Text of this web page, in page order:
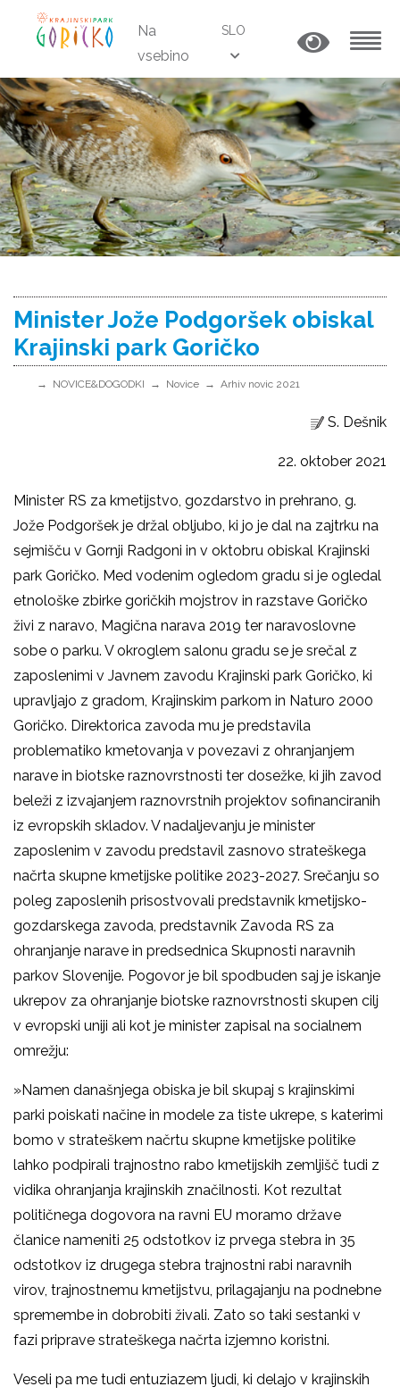
Na
vsebino
SLO
Minister Jože Podgoršek obiskal
Krajinski park Goričko
NOVICE&DOGODKI Novice Arhiv novic 2021
S. Dešnik
22. oktober 2021
Minister RS za kmetijstvo, gozdarstvo in prehrano, g.
Jože Podgoršek je držal obljubo, ki jo je dal na zajtrku na
sejmišču v Gornji Radgoni in v oktobru obiskal Krajinski
park Goričko. Med vodenim ogledom gradu si je ogledal
etnološke zbirke goričkih mojstrov in razstave Goričko
živi z naravo, Magična narava 2019 ter naravoslovne
sobe o parku. V okroglem salonu gradu se je srečal z
zaposlenimi v Javnem zavodu Krajinski park Goričko, ki
upravljajo z gradom, Krajinskim parkom in Naturo 2000
Goričko. Direktorica zavoda mu je predstavila
problematiko kmetovanja v povezavi z ohranjanjem
narave in biotske raznovrstnosti ter dosežke, ki jih zavod
beleži z izvajanjem raznovrstnih projektov sofinanciranih
iz evropskih skladov. V nadaljevanju je minister
zaposlenim v zavodu predstavil zasnovo strateškega
načrta skupne kmetijske politike 2023-2027. Srečanju so
poleg zaposlenih prisostvovali predstavnik kmetijsko-
gozdarskega zavoda, predstavnik Zavoda RS za
ohranjanje narave in predsednica Skupnosti naravnih
parkov Slovenije. Pogovor je bil spodbuden saj je iskanje
ukrepov za ohranjanje biotske raznovrstnosti skupen cilj
v evropski uniji ali kot je minister zapisal na socialnem
omrežju:
»Namen današnjega obiska je bil skupaj s krajinskimi
parki poiskati načine in modele za tiste ukrepe, s katerimi
bomo v strateškem načrtu skupne kmetijske politike
lahko podpirali trajnostno rabo kmetijskih zemljišč tudi z
vidika ohranjanja krajinskih značilnosti. Kot rezultat
političnega dogovora na ravni EU moramo države
članice nameniti 25 odstotkov iz prvega stebra in 35
odstotkov iz drugega stebra trajnostni rabi naravnih
virov, trajnostnemu kmetijstvu, prilagajanju na podnebne
spremembe in dobrobiti živali. Zato so taki sestanki v
fazi priprave strateškega načrta izjemno koristni.
Veseli pa me tudi entuziazem ljudi, ki delajo v krajinskih